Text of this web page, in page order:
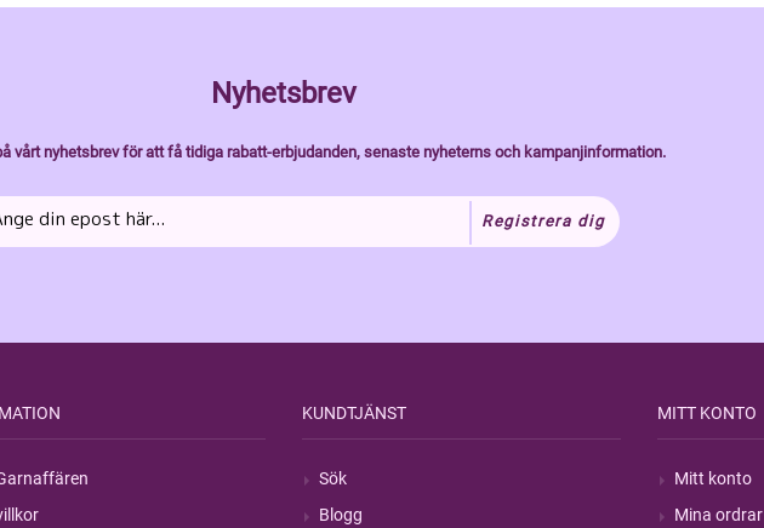
Nyhetsbrev
vårt nyhetsbrev för att få tidiga rabatt-erbjudanden, senaste nyheterns och kampanjinformation.
Registrera dig
KUNDTJÄNST
Sök
Blogg
MITT KONTO
Mitt konto
Mina ordrar